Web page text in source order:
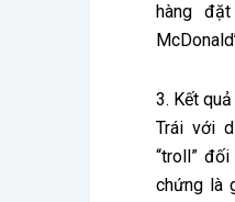
hàng
3. Kết quả
Trái với
“troll”
chứng là